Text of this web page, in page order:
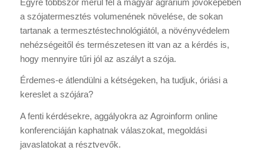
a szójatermesztés volumenének növelése, de sokan
tartanak a termesztéstechnológiától, a növényvédelem
nehézségeitől és természetesen itt van az a kérdés is,
hogy mennyire tűri jól az aszályt a szója.
Érdemes-e átlendülni a kétségeken, ha tudjuk, óriási a
kereslet a szójára?
A fenti kérdésekre, aggályokra az Agroinform online
konferenciáján kaphatnak válaszokat, megoldási
javaslatokat a résztvevők.